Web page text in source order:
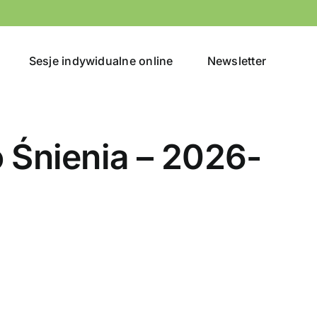
Sesje indywidualne online Newsletter
– 2026-